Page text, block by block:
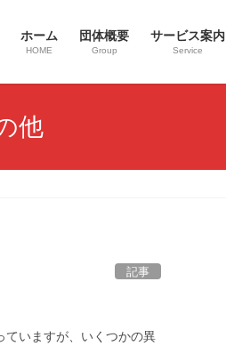
ホーム
HOME
団体概要
Group
サービス案内
Service
他
記事
いますが、いくつかの異